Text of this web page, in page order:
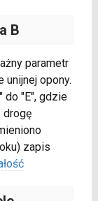
B
parametr
opony.
do "E", gdzie
drogę
zapis